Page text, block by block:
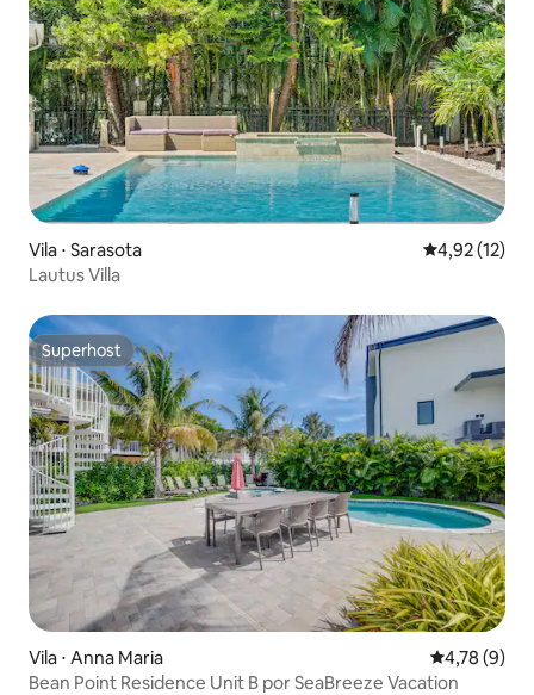
Vila ⋅ Sarasota 4,92 de uma
4,92 (12)
Lautus Villa
Superhost
Superhost
Vila ⋅ Anna Maria 4,78 de
4,78 (9)
Bean Point Residence Unit B por SeaBreeze Vacation